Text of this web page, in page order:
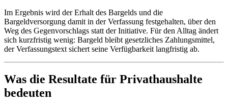
Im Ergebnis wird der Erhalt des Bargelds und die
Bargeldversorgung damit in der Verfassung festgehalten, über den
Weg des Gegenvorschlags statt der Initiative. Für den Alltag ändert
sich kurzfristig wenig: Bargeld bleibt gesetzliches Zahlungsmittel,
der Verfassungstext sichert seine Verfügbarkeit langfristig ab.
Was die Resultate für Privathaushalte
bedeuten